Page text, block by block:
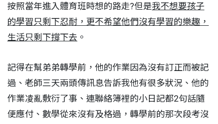
按照當年進入體育班時想的路走?但是我不想要孩子
的學習只剩下忍耐，更不希望他們沒有學習的樂趣，
生活只剩下撐下去 。
記得在幫弟弟轉學前，他的作業因為沒有訂正而被記
過、老師三天兩頭傳訊息告訴我他有很多狀況、他的
作業凌亂敷衍了事、連聯絡簿裡的小日記都2句話隨
便應付、數學從來沒有及格過，轉學前的那次段考沒